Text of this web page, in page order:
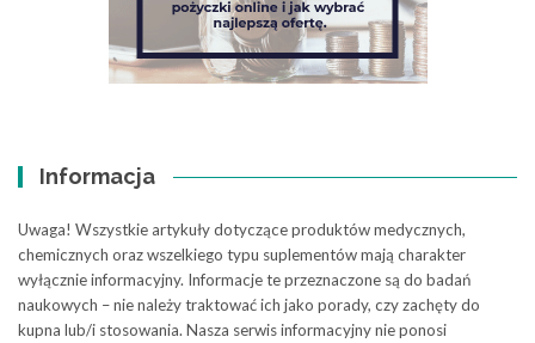
Informacja
Uwaga! Wszystkie artykuły dotyczące produktów medycznych,
chemicznych oraz wszelkiego typu suplementów mają charakter
wyłącznie informacyjny. Informacje te przeznaczone są do badań
naukowych – nie należy traktować ich jako porady, czy zachęty do
kupna lub/i stosowania. Nasza serwis informacyjny nie ponosi